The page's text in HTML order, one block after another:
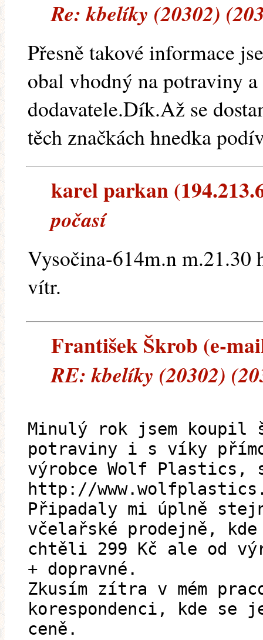
Re: kbelíky (20302)
Přesně takové informace
obal vhodný na potraviny
dodavatele.Dík.Až se
těch značkách hnedka
karel parkan
počasí
Vysočina-614m.n m.21.30
vítr.
František Škrob (e-
RE: kbelíky (20302)
Minulý rok jsem koupil
potraviny i s víky
výrobce Wolf
http://
Připadaly mi úplně
včelařské prodejně, kde
chtěli 299 Kč ale od
+ dopravné.
Zkusím zítra v mém
korespondenci, kde se
ceně.